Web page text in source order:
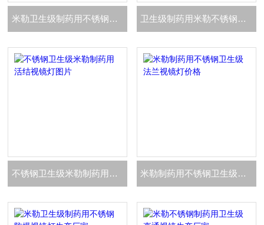
米勒卫生级制药用不锈钢法兰视镜生产厂家 卫生级制药用米勒不锈钢活结视镜生产厂家
不锈钢卫生级米勒制药用活结视镜灯图片 米勒制药用不锈钢卫生级法兰视镜灯价格